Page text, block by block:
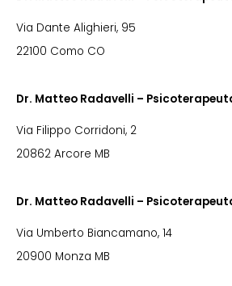
Via Dante Alighieri, 95
22100 Como CO
Dr. Matteo Radavelli –
Via Filippo Corridoni, 2
20862 Arcore MB
Dr. Matteo Radavelli –
Via Umberto Biancamano, 14
20900 Monza MB